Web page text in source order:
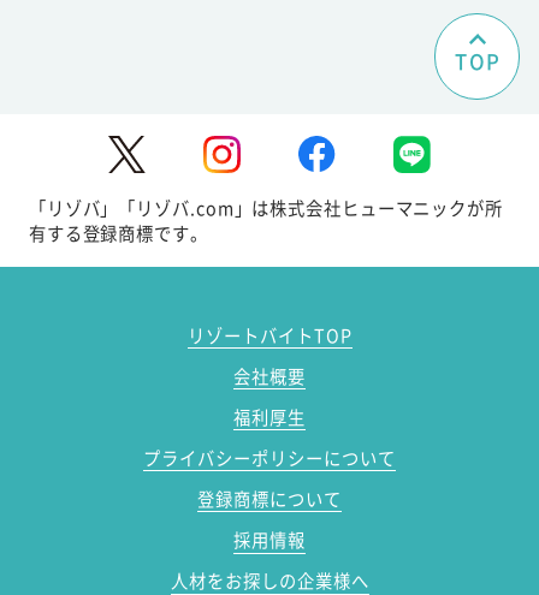
TOP
「リゾバ」「リゾバ.com」は株式会社ヒューマニックが所
有する登録商標です。
リゾートバイトTOP
会社概要
福利厚生
プライバシーポリシーについて
登録商標について
採用情報
人材をお探しの企業様へ